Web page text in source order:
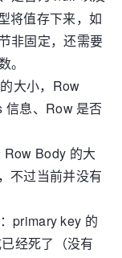
将值存下来，如
非固定，还需要
。
大小，Row
息、Row 是否
Body 的大
不过当前并没有
primary key 的
经死了（没有